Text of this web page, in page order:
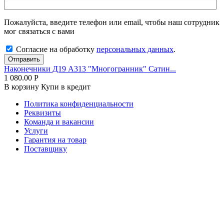
Пожалуйста, введите телефон или email, чтобы наш сотрудник
мог связаться с вами
Согласие на обработку персональных данных.
Отправить
Наконечники Д19 А313 "Многогранник" Сатин...
1 080.00 Р
В корзину Купи в кредит
Политика конфиденциальности
Реквизиты
Команда и вакансии
Услуги
Гарантия на товар
Поставщику